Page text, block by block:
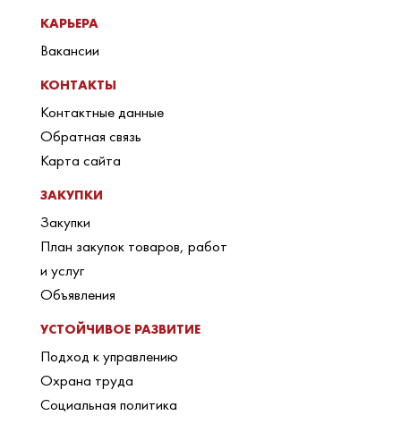
КАРЬЕРА
Вакансии
КОНТАКТЫ
Контактные данные
Обратная связь
Карта сайта
ЗАКУПКИ
Закупки
План закупок товаров, работ
и услуг
Объявления
УСТОЙЧИВОЕ РАЗВИТИЕ
Подход к управлению
Охрана труда
Социальная политика